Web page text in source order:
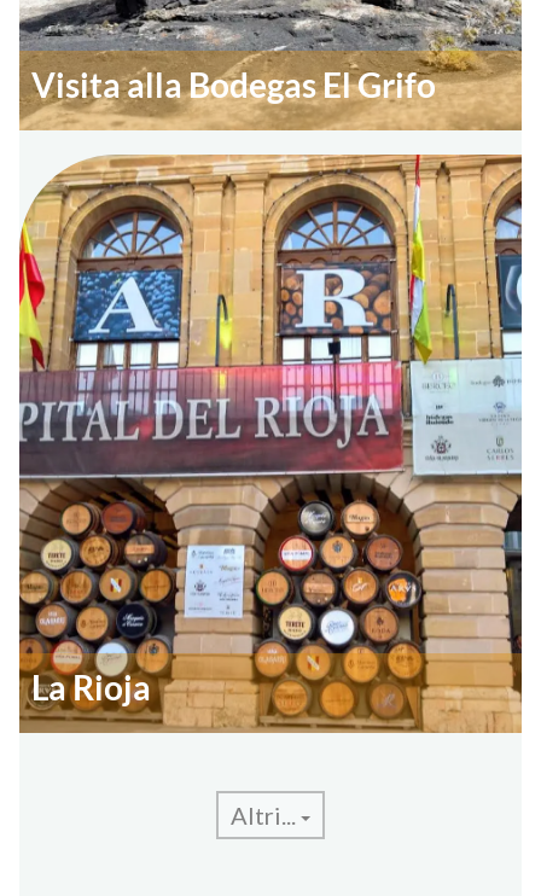
Visita alla Bodegas El Grifo
La Rioja
Altri...